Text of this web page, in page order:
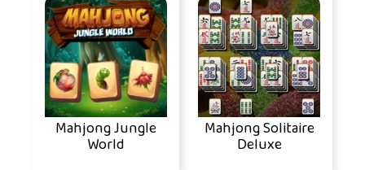
Mahjong Jungle
World
Mahjong Solitaire
Deluxe